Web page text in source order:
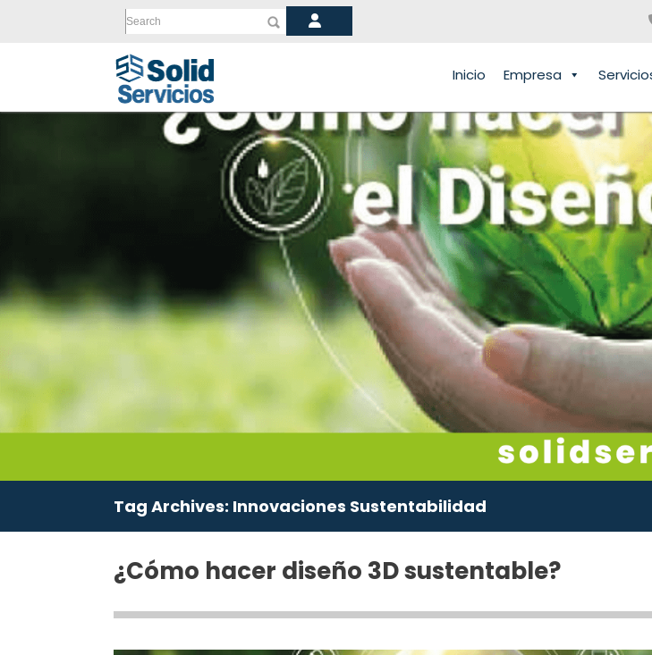
Search
Inicio Empresa
Tag Archives: Innovaciones Sustentabilidad
¿Cómo hacer diseño 3D sustentable?